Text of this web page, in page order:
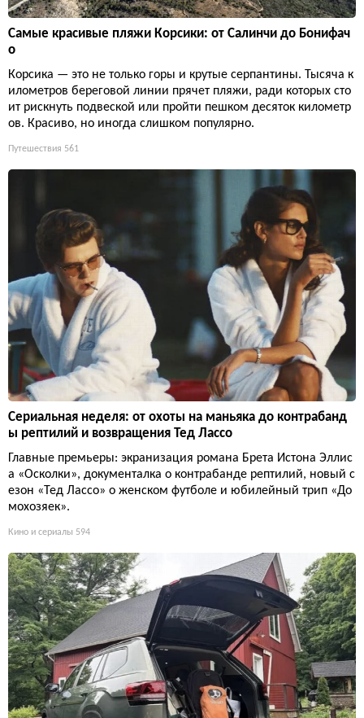
Самые красивые пляжи Корсики: от Салинчи до Бонифач
о
Корсика — это не только горы и крутые серпантины. Тысяча к
илометров береговой линии прячет пляжи, ради которых сто
ит рискнуть подвеской или пройти пешком десяток километр
ов. Красиво, но иногда слишком популярно.
Путешествия 561
Сериальная неделя: от охоты на маньяка до контрабанд
ы рептилий и возвращения Тед Лассо
Главные премьеры: экранизация романа Брета Истона Эллис
а «Осколки», документалка о контрабанде рептилий, новый с
езон «Тед Лассо» о женском футболе и юбилейный трип «До
мохозяек».
Кино и сериалы 594